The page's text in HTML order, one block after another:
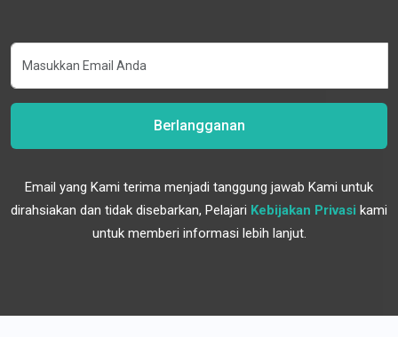
Berlangganan
Email yang Kami terima menjadi tanggung jawab Kami untuk
dirahsiakan dan tidak disebarkan, Pelajari Kebijakan Privasi kami
untuk memberi informasi lebih lanjut.